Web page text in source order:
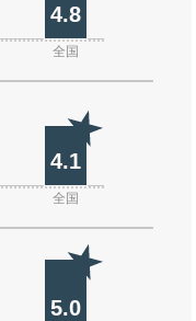
4.8
全国
4.1
全国
5.0